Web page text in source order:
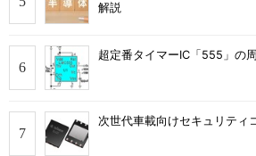
解説
超定番タイマーIC「555」の
次世代車載向けセキュリティ